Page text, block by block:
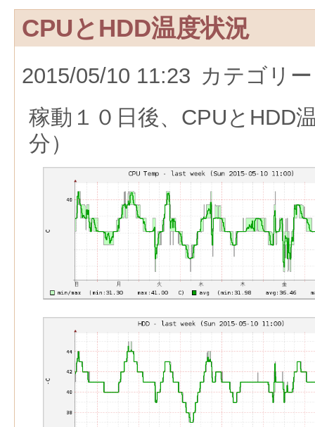
CPUとHDD温度状況
2015/05/10 11:23 カテゴリ
稼動１０日後、CPUとHDD
分）